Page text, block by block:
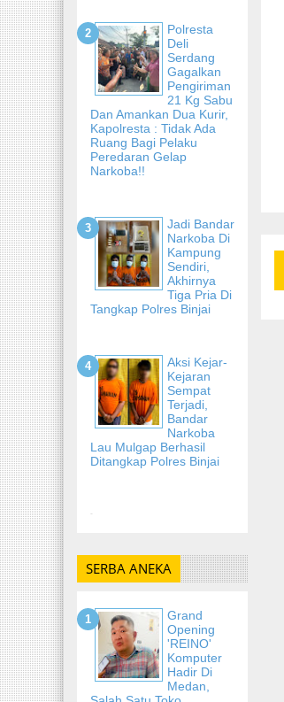
Polresta
Deli
Serdang
Gagalkan
Pengiriman
21 Kg Sabu
Dan Amankan Dua Kurir,
Kapolresta : Tidak Ada
Ruang Bagi Pelaku
Peredaran Gelap
Narkoba!!
Jadi Bandar
Narkoba Di
Kampung
Sendiri,
Akhirnya
Tiga Pria Di
Tangkap Polres Binjai
Aksi Kejar-
Kejaran
Sempat
Terjadi,
Bandar
Narkoba
Lau Mulgap Berhasil
Ditangkap Polres Binjai
-
SERBA ANEKA
Grand
Opening
'REINO'
Komputer
Hadir Di
Medan,